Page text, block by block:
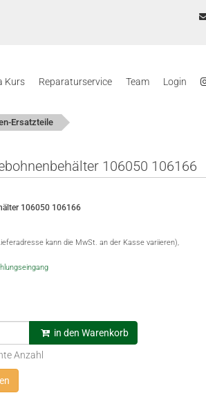
Kurs Reparaturservice Team Login
Ersatzteile
106050 106166
106050 106166
kann die MwSt. an der Kasse variieren),
in den Warenkorb
Anzahl